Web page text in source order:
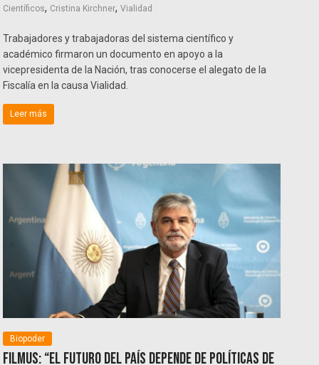
Científicos, Cristina Kirchner,Vialidad
Trabajadores y trabajadoras del sistema científico y
académico firmaron un documento en apoyo a la
vicepresidenta de la Nación, tras conocerse el alegato de la
Fiscalía en la causa Vialidad.
Leer más
Biopoder
Filmus: “El futuro del país depende de políticas de